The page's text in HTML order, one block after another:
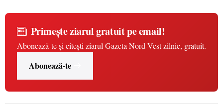
Primește ziarul gratuit pe email!
Abonează-te și citești ziarul Gazeta Nord-Vest zilnic, gratuit.
Abonează-te